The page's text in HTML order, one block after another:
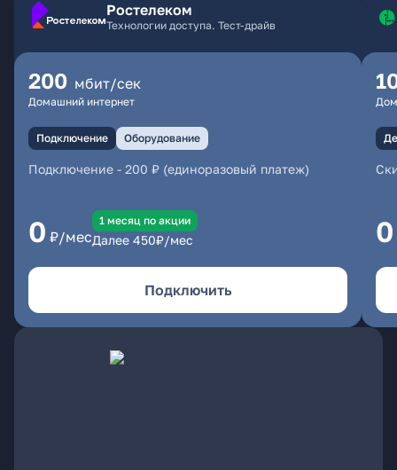
Ростелеком
Технологии доступа. Тест-драйв
200 мбит/сек
Домашний интернет
Подключение Оборудование
Подключение - 200 ₽ (единоразовый платеж)
0 ₽/мес
1 месяц по акции
Далее 450₽/мес
Подключить
0